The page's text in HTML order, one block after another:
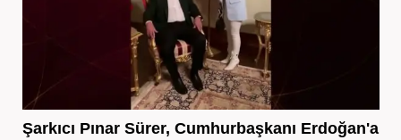
Şarkıcı Pınar Sürer, Cumhurbaşkanı Erdoğan'a